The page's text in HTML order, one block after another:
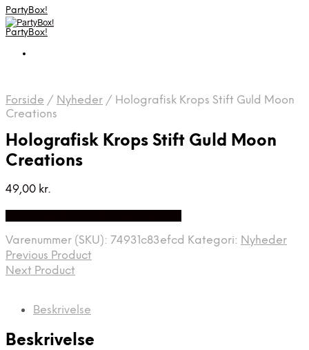
PartyBox!
PartyBox!
Forside / Nyheder / Holografisk Krops Stift Guld Moon
Creations
Holografisk Krops Stift Guld Moon
Creations
49,00 kr.
Varenummer (SKU): 74931c83efcd Kategori: Nyheder
Previous Product
Next Product
Beskrivelse
Beskrivelse